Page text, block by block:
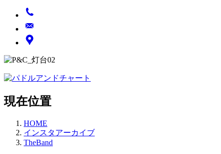
現在位置
HOME
インスタアーカイブ
TheBand